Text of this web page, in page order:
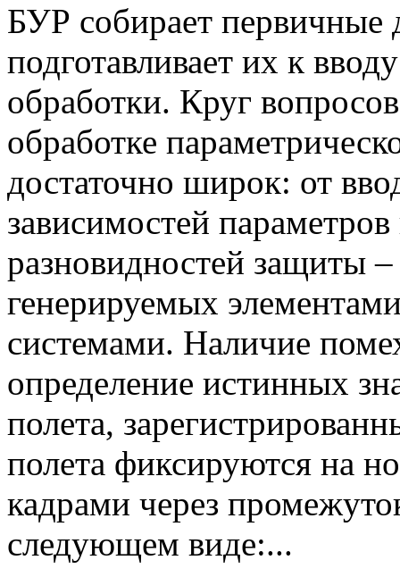
БУР собирает первичные
подготавливает их к
обработки. Круг
обработке
достаточно широк: от
зависимостей
разновидностей защиты
генерируемых
системами. Наличие
определение истинных
полета,
полета фиксируются на
кадрами через
следующем виде:...